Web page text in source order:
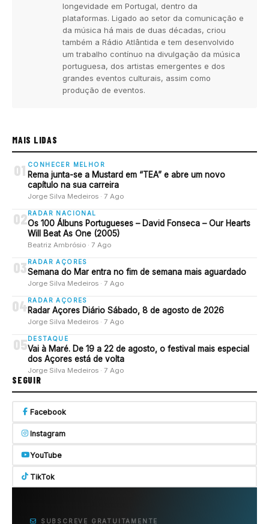
longevidade em Portugal, dentro da
plataformas. Ligado ao setor da comunicação e
da música há mais de duas décadas, criou
também a Rádio Atlântida e tem desenvolvido
um trabalho contínuo na divulgação da música
portuguesa, dos artistas emergentes e dos
grandes eventos culturais, assim como
produção de eventos.
MAIS LIDAS
01 CONHECER MELHOR
Rema junta-se a Mustard em “TEA” e abre um novo
capítulo na sua carreira
Jorge Silva Medeiros · 7 Ago
02 RADAR NACIONAL
Os 100 Álbuns Portugueses – David Fonseca – Our Hearts
Will Beat As One (2005)
Beatriz Ambrósio · 7 Ago
03 RADAR AÇORES
Semana do Mar entra no fim de semana mais aguardado
Jorge Silva Medeiros · 7 Ago
04 RADAR AÇORES
Radar Açores Diário Sábado, 8 de agosto de 2026
Jorge Silva Medeiros · 7 Ago
05 DESTAQUE
Vai à Maré. De 19 a 22 de agosto, o festival mais especial
dos Açores está de volta
Jorge Silva Medeiros · 7 Ago
SEGUIR
Facebook
Instagram
YouTube
TikTok
SUBSCREVE GRATUITAMENTE